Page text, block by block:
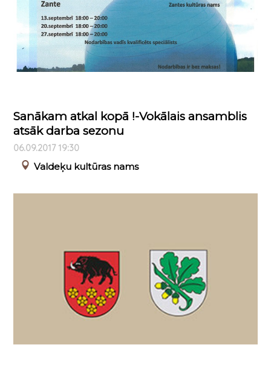
Sanākam atkal kopā !-Vokālais ansamblis
atsāk darba sezonu
06.09.2017 19:30
Valdeķu kultūras nams